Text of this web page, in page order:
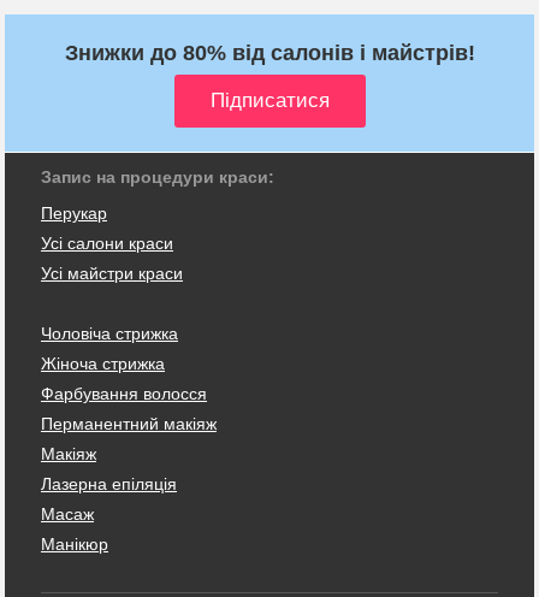
Знижки до 80% від салонів і майстрів!
Запис на процедури краси:
Перукар
Усі салони краси
Усі майстри краси
Чоловіча стрижка
Жіноча стрижка
Фарбування волосся
Перманентний макіяж
Макіяж
Лазерна епіляція
Масаж
Манікюр